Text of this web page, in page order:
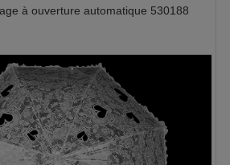
à ouverture automatique 530188